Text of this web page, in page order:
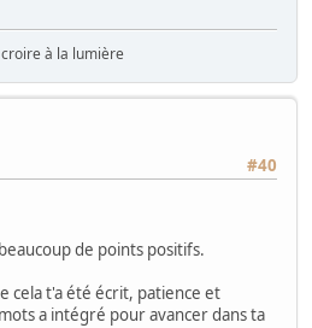
à la lumière
#40
de points positifs.
cela t'a été écrit, patience et
a intégré pour avancer dans ta